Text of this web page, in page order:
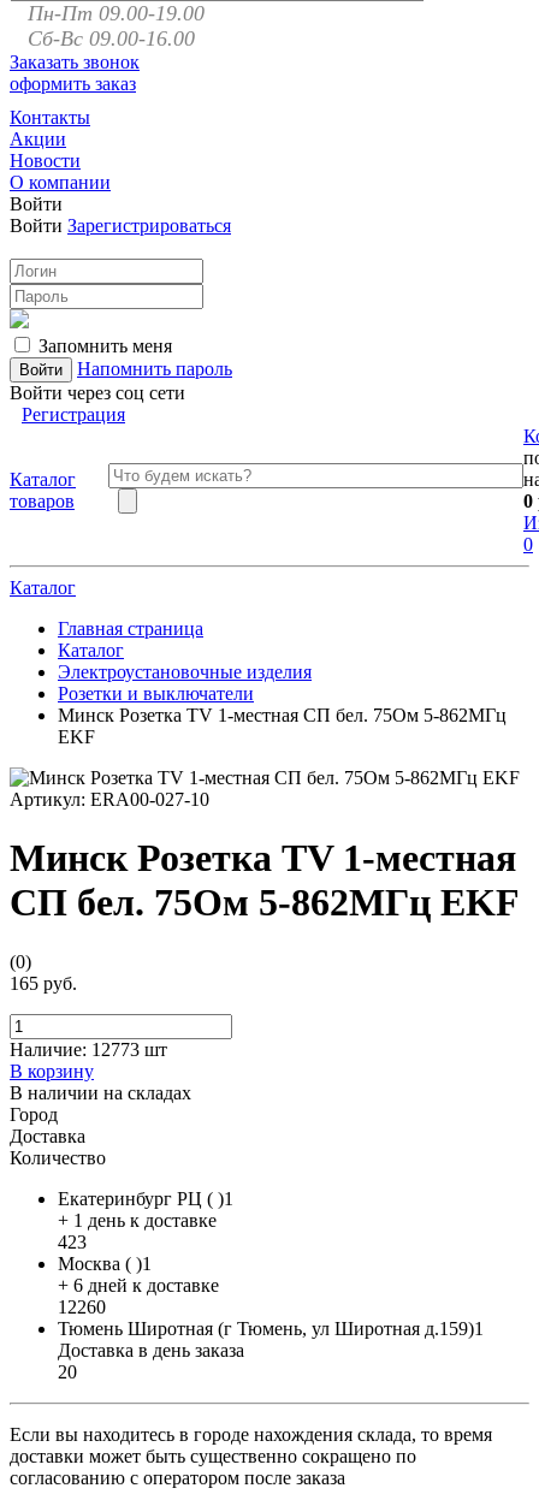
Пн-Пт 09.00-19.00
Сб-Вс 09.00-16.00
Заказать звонок
оформить заказ
Контакты
Акции
Новости
О компании
Войти
Войти Зарегистрироваться
Запомнить меня
Напомнить пароль
Войти через соц сети
Регистрация
Каталог
товаров
0
0
Каталог
Главная страница
Каталог
Электроустановочные изделия
Розетки и выключатели
Минск Розетка TV 1-местная СП бел. 75Ом 5-862МГц
EKF
Артикул: ERA00-027-10
Минск Розетка TV 1-местная
СП бел. 75Ом 5-862МГц EKF
(0)
165 руб.
Наличие: 12773 шт
В корзину
В наличии на складах
Город
Доставка
Количество
Екатеринбург РЦ ( )1
+ 1 день к доставке
423
Москва ( )1
+ 6 дней к доставке
12260
Тюмень Широтная (г Тюмень, ул Широтная д.159)1
Доставка в день заказа
20
Если вы находитесь в городе нахождения склада, то время
доставки может быть существенно сокращено по
согласованию с оператором после заказа